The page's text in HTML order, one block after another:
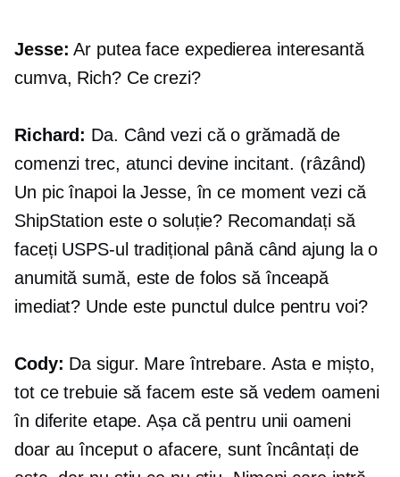
Jesse: Ar putea face expedierea interesantă
cumva, Rich? Ce crezi?
Richard: Da. Când vezi că o grămadă de
comenzi trec, atunci devine incitant. (râzând)
Un pic înapoi la Jesse, în ce moment vezi că
ShipStation este o soluție? Recomandați să
faceți USPS-ul tradițional până când ajung la o
anumită sumă, este de folos să înceapă
imediat? Unde este punctul dulce pentru voi?
Cody: Da sigur. Mare întrebare. Asta e mișto,
tot ce trebuie să facem este să vedem oameni
în diferite etape. Așa că pentru unii oameni
doar au început o afacere, sunt încântați de